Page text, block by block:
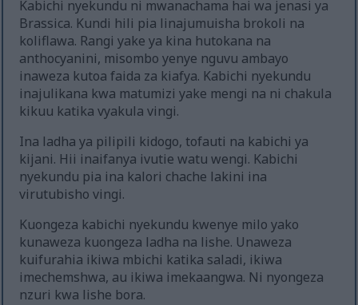
Kabichi nyekundu ni mwanachama hai wa jenasi ya
Brassica. Kundi hili pia linajumuisha brokoli na
koliflawa. Rangi yake ya kina hutokana na
anthocyanini, misombo yenye nguvu ambayo
inaweza kutoa faida za kiafya. Kabichi nyekundu
inajulikana kwa matumizi yake mengi na ni chakula
kikuu katika vyakula vingi.
Ina ladha ya pilipili kidogo, tofauti na kabichi ya
kijani. Hii inaifanya ivutie watu wengi. Kabichi
nyekundu pia ina kalori chache lakini ina
virutubisho vingi.
Kuongeza kabichi nyekundu kwenye milo yako
kunaweza kuongeza ladha na lishe. Unaweza
kuifurahia ikiwa mbichi katika saladi, ikiwa
imechemshwa, au ikiwa imekaangwa. Ni nyongeza
nzuri kwa lishe bora.